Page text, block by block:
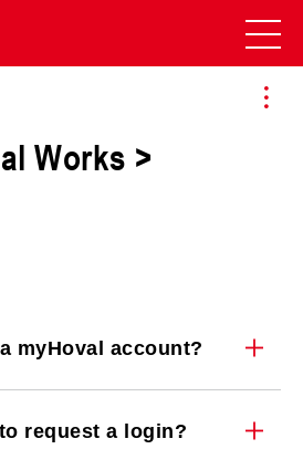
Works >
myHoval account?
request a login?